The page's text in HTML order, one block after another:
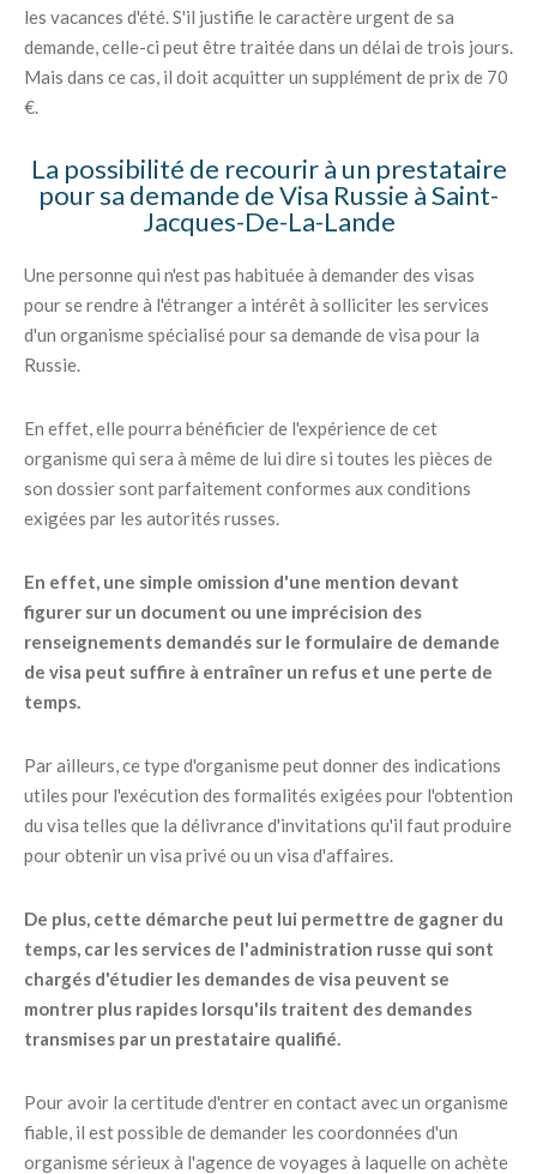
les vacances d'été. S'il justifie le caractère urgent de sa
demande, celle-ci peut être traitée dans un délai de trois jours.
Mais dans ce cas, il doit acquitter un supplément de prix de 70
€.
La possibilité de recourir à un prestataire
pour sa demande de Visa Russie à Saint-
Jacques-De-La-Lande
Une personne qui n'est pas habituée à demander des visas
pour se rendre à l'étranger a intérêt à solliciter les services
d'un organisme spécialisé pour sa demande de visa pour la
Russie.
En effet, elle pourra bénéficier de l'expérience de cet
organisme qui sera à même de lui dire si toutes les pièces de
son dossier sont parfaitement conformes aux conditions
exigées par les autorités russes.
En effet, une simple omission d'une mention devant
figurer sur un document ou une imprécision des
renseignements demandés sur le formulaire de demande
de visa peut suffire à entraîner un refus et une perte de
temps.
Par ailleurs, ce type d'organisme peut donner des indications
utiles pour l'exécution des formalités exigées pour l'obtention
du visa telles que la délivrance d'invitations qu'il faut produire
pour obtenir un visa privé ou un visa d'affaires.
De plus, cette démarche peut lui permettre de gagner du
temps, car les services de l'administration russe qui sont
chargés d'étudier les demandes de visa peuvent se
montrer plus rapides lorsqu'ils traitent des demandes
transmises par un prestataire qualifié.
Pour avoir la certitude d'entrer en contact avec un organisme
fiable, il est possible de demander les coordonnées d'un
organisme sérieux à l'agence de voyages à laquelle on achète